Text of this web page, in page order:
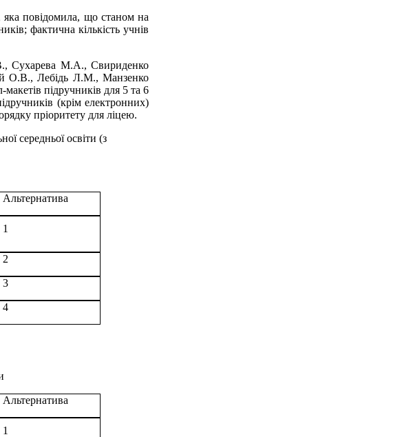
повідомила, що станом на
фактична кількість учнів
Сухарева М.А., Свириденко
О.В., Лебідь Л.М., Манзенко
підручників для 5 та 6
(крім електронних)
пріоритету для ліцею.
середньої освіти (з
Альтернатива
1
2
3
4
Альтернатива
1